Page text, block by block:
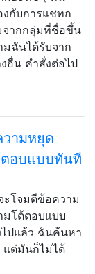
งกับการแชทก
จากกลุ่มที่ชื่อขึ้น
มฉันได้รับจาก
อื่น คำสั่งต่อไป
ามหยุด
อบแบบทันที
ะโจมตีข้อความ
โต้ตอบแบบ
ปแล้ว ฉันค้นหา
แต่มันก็ไม่ได้